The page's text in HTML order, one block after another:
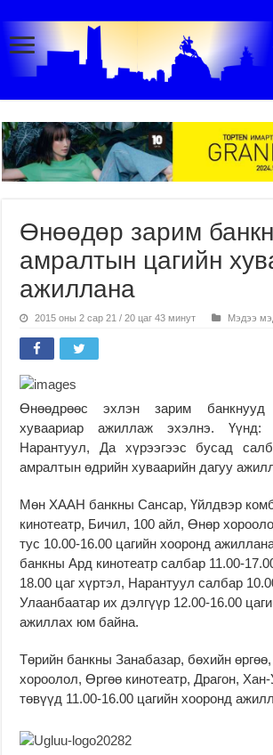
Өнөөдөр зарим
амралтын цагийн
ажиллана
2015 оны 2 сар 21 / 20 цаг 43 минут Мэдээ
Өнөөдрөөс эхлэн зарим банкнууд
хуваариар ажиллаж эхэлнэ. Үүнд:
Нарантуул, Да хүрээгээс бусад
амралтын өдрийн хуваарийн дагуу
Мөн ХААН банкны Сансар, Үйлдвэр
кинотеатр, Бичил, 100 айл, Өнөр
тус 10.00-16.00 цагийн хооронд
банкны Ард кинотеатр салбар 11.00-
18.00 цаг хүртэл, Нарантуул салбар
Улаанбаатар их дэлгүүр 12.00-16.00
ажиллах юм байна.
Төрийн банкны Занабазар, бөхийн өргөө,
хороолол, Өргөө кинотеатр, Драгон,
төвүүд 11.00-16.00 цагийн хооронд